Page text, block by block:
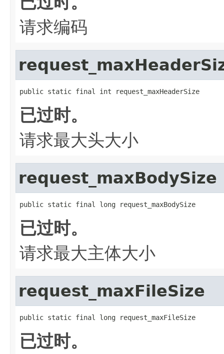
请求编码
public static final int request_maxHeaderSize
已过时。
请求最大头大小
request_maxBodySize
public static final long request_maxBodySize
已过时。
请求最大主体大小
request_maxFileSize
public static final long request_maxFileSize
已过时。